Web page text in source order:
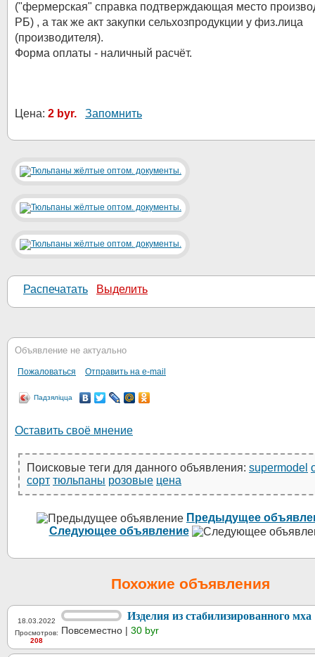
("фермерская" справка подтверждающая место
РБ) , а так же акт закупки сельхозпродукции у физ.лица
(производителя).
Форма оплаты - наличный расчёт.
Цена: 2 byr. Запомнить
Распечатать Выделить
Объявление не актуально
Пожаловаться Отправить на e-mail
Падзяліцца
Оставить своё мнение
Поисковые теги для данного объявления: supermodel
сорт тюльпаны розовые цена
Предыдущее
Следующее объявление
Похожие объявления
18.03.2022
Просмотров:
208
Изделия из стабилизированного мха
Повсеместно | 30 byr